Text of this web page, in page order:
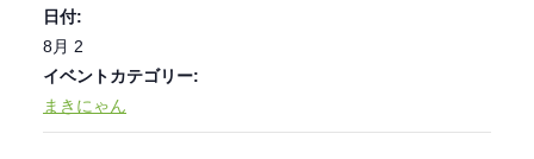
日付:
8月 2
イベントカテゴリー:
まきにゃん